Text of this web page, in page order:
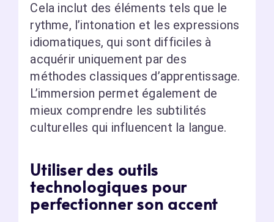
Cela inclut des éléments tels que le
rythme, l’intonation et les expressions
idiomatiques, qui sont difficiles à
acquérir uniquement par des
méthodes classiques d’apprentissage.
L’immersion permet également de
mieux comprendre les subtilités
culturelles qui influencent la langue.
Utiliser des outils
technologiques pour
perfectionner son accent